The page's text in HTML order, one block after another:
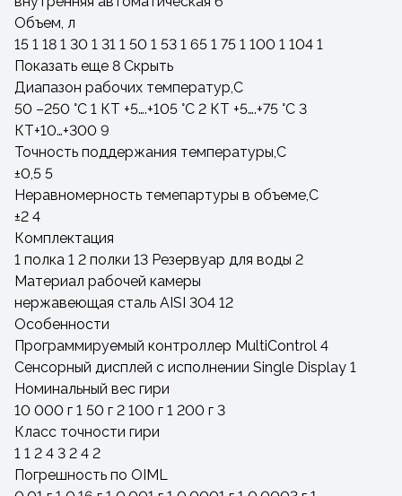
Объем, л
15 1 18 1 30 1 31 1 50 1 53 1 65 1 75 1 100 1 104 1
Показать еще 8 Скрыть
Диапазон рабочих температур,С
50 –250 °C 1 КТ +5….+105 °С 2 КТ +5….+75 °С 3
КТ+10…+300 9
Точность поддержания температуры,С
±0,5 5
Неравномерность темепартуры в объеме,С
±2 4
Комплектация
1 полка 1 2 полки 13 Резервуар для воды 2
Материал рабочей камеры
нержавеющая сталь AISI 304 12
Особенности
Программируемый контроллер MultiControl 4
Сенсорный дисплей с исполнении Single Display 1
Номинальный вес гири
10 000 г 1 50 г 2 100 г 1 200 г 3
Класс точности гири
1 1 2 4 3 2 4 2
Погрешность по OIML